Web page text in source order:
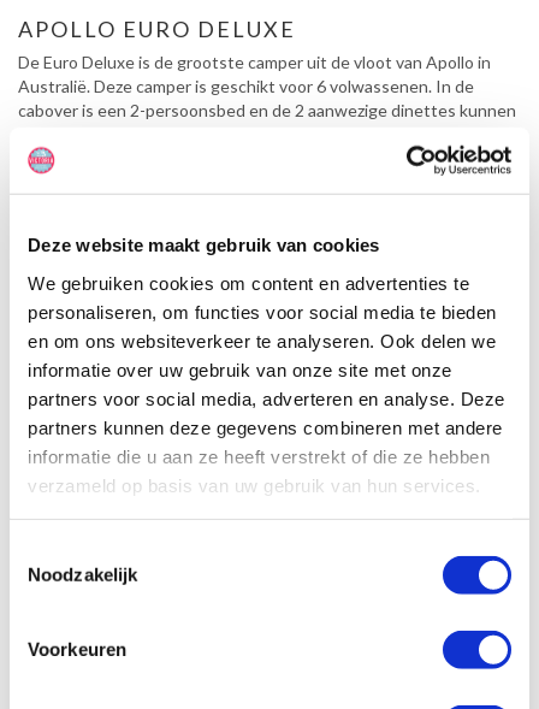
Deze website maakt gebruik van cookies
We gebruiken cookies om content en advertenties te
personaliseren, om functies voor social media te bieden
en om ons websiteverkeer te analyseren. Ook delen we
informatie over uw gebruik van onze site met onze
partners voor social media, adverteren en analyse. Deze
partners kunnen deze gegevens combineren met andere
informatie die u aan ze heeft verstrekt of die ze hebben
verzameld op basis van uw gebruik van hun services.
Noodzakelijk
Voorkeuren
APOLLO EURO DELUXE
De Euro Deluxe is de grootste camper uit de vloot van Apollo in
Australië. Deze camper is geschikt voor 6 volwassenen. In de
cabover is een 2-persoonsbed en de 2 aanwezige dinettes kunnen
camper kunnen (max. 2) babystoeltjes of stoelverhogers worden
geplaatst. Je zult verbaasd zijn hoe gemakkelijk deze grote camper